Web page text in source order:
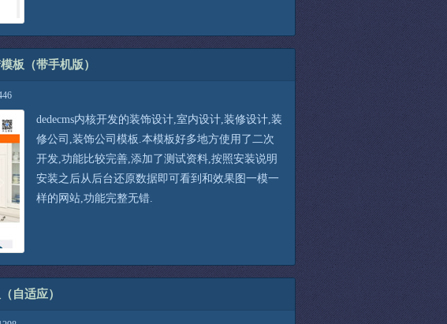
板（带手机版）
dedecms内核开发的装饰设计,室内设计,装修设计,装
修公司,装饰公司模板.本模板好多地方使用了二次
开发,功能比较完善,添加了测试资料,按照安装说明
安装之后从后台还原数据即可看到和效果图一模一
样的网站,功能完整无错.
自适应）